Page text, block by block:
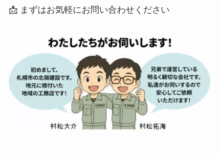
📩 まずはお気軽にお問い合わせください